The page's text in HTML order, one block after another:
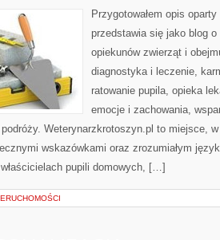
Przygotowałem opis
przedstawia się jako blog
opiekunów zwierząt i
diagnostyka i leczenie,
ratowanie pupila, opieka
emocje i zachowania,
Weterynarzkrotoszyn.pl to miejsce,
wskazówkami oraz zrozumiałym
pupili domowych, […]